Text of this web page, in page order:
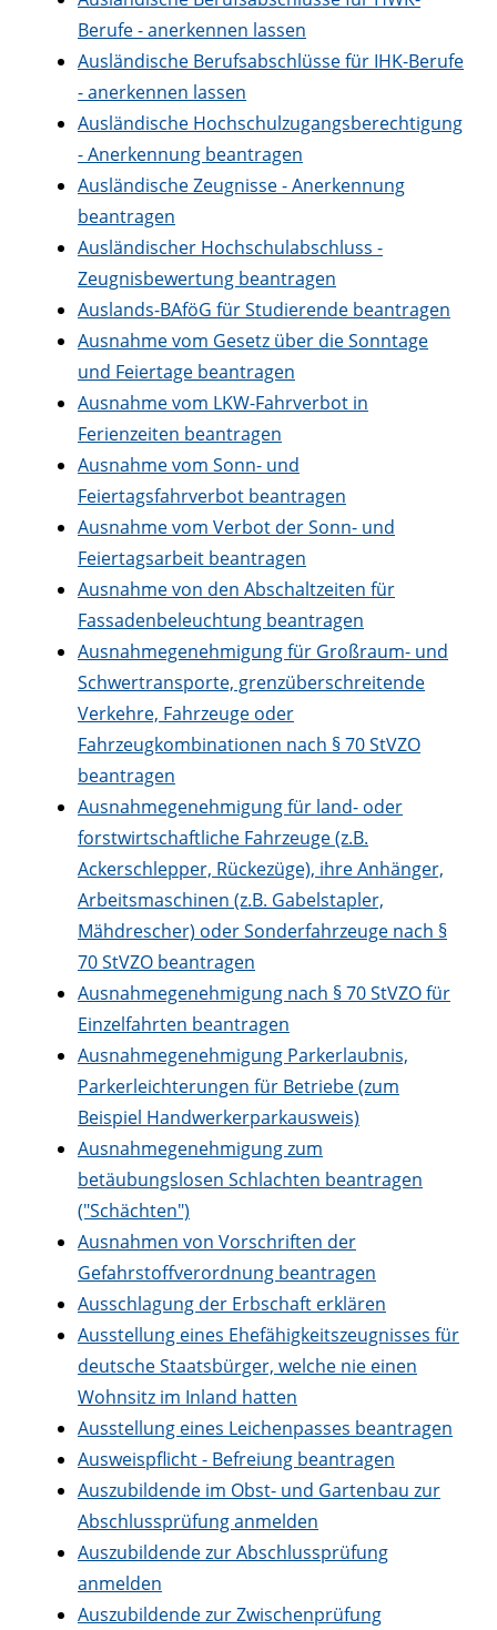
Berufe - anerkennen lassen
Ausländische Berufsabschlüsse für IHK-Berufe
- anerkennen lassen
Ausländische Hochschulzugangsberechtigung
- Anerkennung beantragen
Ausländische Zeugnisse - Anerkennung
beantragen
Ausländischer Hochschulabschluss -
Zeugnisbewertung beantragen
Auslands-BAföG für Studierende beantragen
Ausnahme vom Gesetz über die Sonntage
und Feiertage beantragen
Ausnahme vom LKW-Fahrverbot in
Ferienzeiten beantragen
Ausnahme vom Sonn- und
Feiertagsfahrverbot beantragen
Ausnahme vom Verbot der Sonn- und
Feiertagsarbeit beantragen
Ausnahme von den Abschaltzeiten für
Fassadenbeleuchtung beantragen
Ausnahmegenehmigung für Großraum- und
Schwertransporte, grenzüberschreitende
Verkehre, Fahrzeuge oder
Fahrzeugkombinationen nach § 70 StVZO
beantragen
Ausnahmegenehmigung für land- oder
forstwirtschaftliche Fahrzeuge (z.B.
Ackerschlepper, Rückezüge), ihre Anhänger,
Arbeitsmaschinen (z.B. Gabelstapler,
Mähdrescher) oder Sonderfahrzeuge nach §
70 StVZO beantragen
Ausnahmegenehmigung nach § 70 StVZO für
Einzelfahrten beantragen
Ausnahmegenehmigung Parkerlaubnis,
Parkerleichterungen für Betriebe (zum
Beispiel Handwerkerparkausweis)
Ausnahmegenehmigung zum
betäubungslosen Schlachten beantragen
("Schächten")
Ausnahmen von Vorschriften der
Gefahrstoffverordnung beantragen
Ausschlagung der Erbschaft erklären
Ausstellung eines Ehefähigkeitszeugnisses für
deutsche Staatsbürger, welche nie einen
Wohnsitz im Inland hatten
Ausstellung eines Leichenpasses beantragen
Ausweispflicht - Befreiung beantragen
Auszubildende im Obst- und Gartenbau zur
Abschlussprüfung anmelden
Auszubildende zur Abschlussprüfung
anmelden
Auszubildende zur Zwischenprüfung